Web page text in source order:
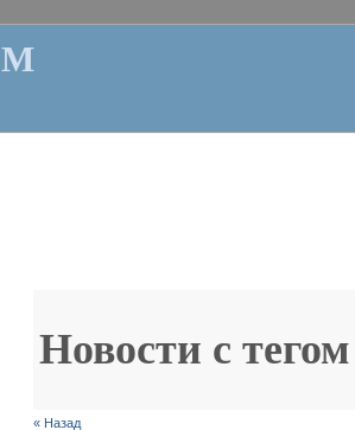
Новости с
« Назад